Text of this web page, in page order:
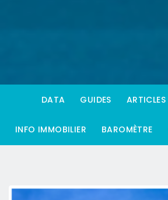
DATA GUIDES ARTICLES
INFO IMMOBILIER BAROMÈTRE